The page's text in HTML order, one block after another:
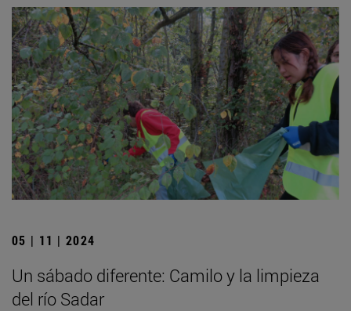
05 | 11 | 2024
Un sábado diferente: Camilo y la limpieza
del río Sadar